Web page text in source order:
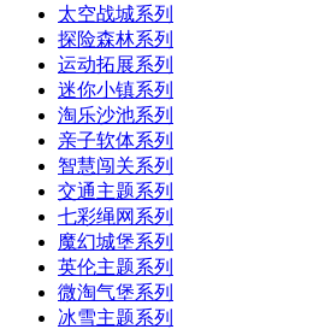
太空战城系列
探险森林系列
运动拓展系列
迷你小镇系列
淘乐沙池系列
亲子软体系列
智慧闯关系列
交通主题系列
七彩绳网系列
魔幻城堡系列
英伦主题系列
微淘气堡系列
冰雪主题系列